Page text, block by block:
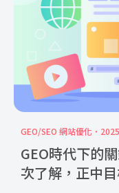
GEO/SEO 網站優化
GEO時代下的
次了解，正中